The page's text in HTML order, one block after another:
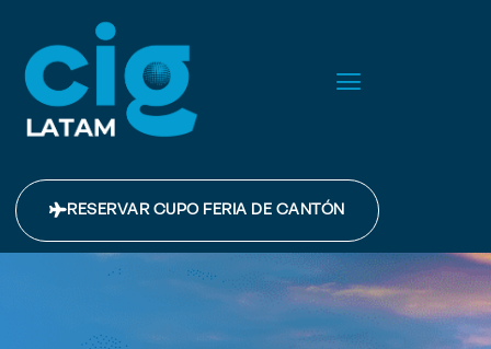
RESERVAR CUPO FERIA DE CANTÓN